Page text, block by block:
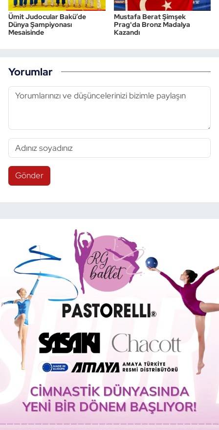
Ümit Judocular Bakü’de
Dünya Şampiyonası
Mesaisinde
Mustafa Berat Şimşek
Prag'da Bronz Madalya
Kazandı
Yorumlar
Gönder